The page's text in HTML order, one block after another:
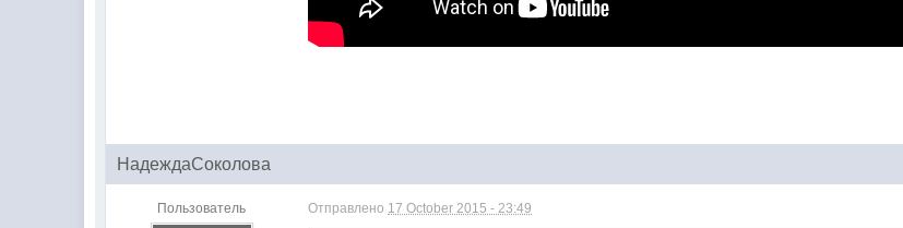
НадеждаСоколова
Пользователь Отправлено 17 October 2015 - 23:49